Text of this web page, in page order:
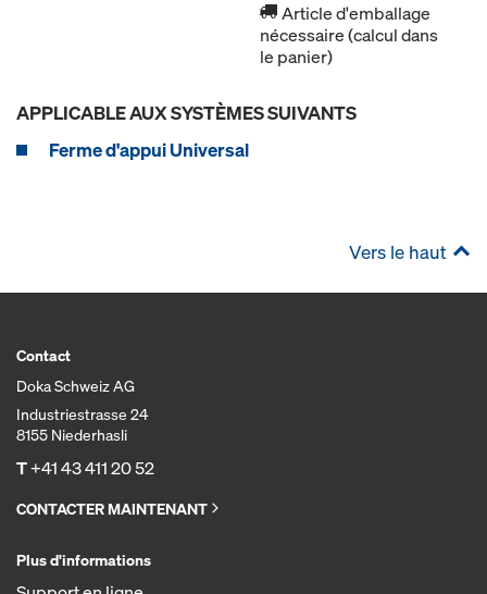
Article d'emballage
nécessaire (calcul dans
le panier)
APPLICABLE AUX SYSTÈMES SUIVANTS
Ferme d'appui Universal
Vers le haut
Contact
Doka Schweiz AG
Industriestrasse 24
8155 Niederhasli
T+41 43 411 20 52
CONTACTER MAINTENANT
Plus d'informations